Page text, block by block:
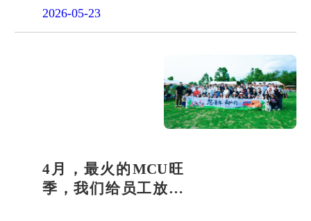
答卷
2026-05-23
4月，最火的MCU旺
季，我们给员工放了